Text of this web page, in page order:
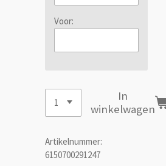
Voor:
In
winkelwagen
Artikelnummer:
6150700291247